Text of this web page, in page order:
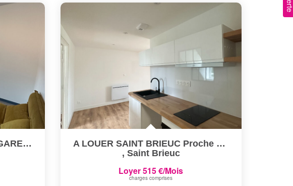
A LOUER - SAINT BRIEUC / GARE - Appartement T2 Meublé
A LOUER SAINT BRIEUC Proche Centre - Appartement T1 Bis
, Saint Brieuc
Loyer 515 €/mois
charges comprises